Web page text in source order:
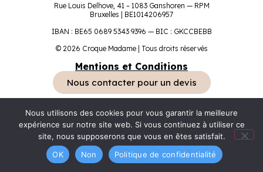
Rue Louis Delhove, 41 – 1083 Ganshoren — RPM
Bruxelles | BE1014206957
IBAN : BE65 0689 5343 9396 — BIC : GKCCBEBB
© 2026 Croque Madame | Tous droits réservés
Mentions et Conditions
Nous contacter pour un devis
Nous utilisons des cookies pour vous garantir la meilleure
expérience sur notre site web. Si vous continuez à utiliser ce
site, nous supposerons que vous en êtes satisfait.
OK
Non Politique de confidentialité